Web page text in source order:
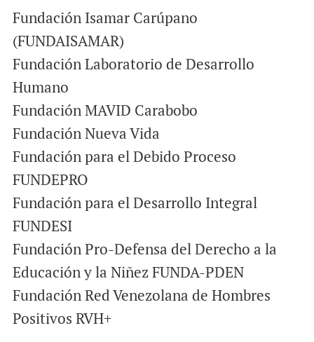
Fundación Isamar Carúpano
(FUNDAISAMAR)
Fundación Laboratorio de Desarrollo
Humano
Fundación MAVID Carabobo
Fundación Nueva Vida
Fundación para el Debido Proceso
FUNDEPRO
Fundación para el Desarrollo Integral
FUNDESI
Fundación Pro-Defensa del Derecho a la
Educación y la Niñez FUNDA-PDEN
Fundación Red Venezolana de Hombres
Positivos RVH+